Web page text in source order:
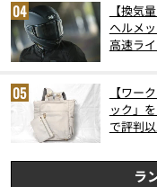
【換気
ヘルメ
高速ラ
【ワー
ック」
で評判
ラ